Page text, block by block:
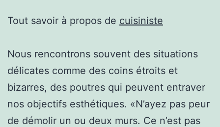
Tout savoir à propos de cuisiniste
Nous rencontrons souvent des situations
délicates comme des coins étroits et
bizarres, des poutres qui peuvent entraver
nos objectifs esthétiques. «N’ayez pas peur
de démolir un ou deux murs. Ce n’est pas